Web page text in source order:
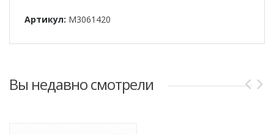
Артикул: M3061420
Вы недавно смотрели